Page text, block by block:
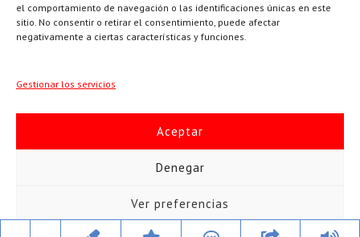
el comportamiento de navegación o las identificaciones únicas en este
sitio. No consentir o retirar el consentimiento, puede afectar
negativamente a ciertas características y funciones.
Gestionar los servicios
Aceptar
Denegar
Ver preferencias
PÁGINAS INSTITUCIONALES
SOBICAIN / Sociedad Bíblica Católica Internacional · C/ Protasio
5113 · sobicain@sobicain.org